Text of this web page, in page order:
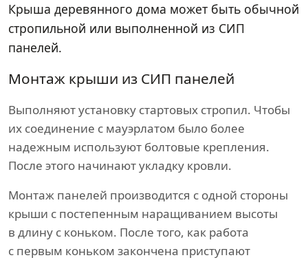
Крыша деревянного дома может быть обычной
стропильной или выполненной из СИП
панелей.
Монтаж крыши из СИП панелей
Выполняют установку стартовых стропил. Чтобы
их соединение с мауэрлатом было более
надежным используют болтовые крепления.
После этого начинают укладку кровли.
Монтаж панелей производится с одной стороны
крыши с постепенным наращиванием высоты
в длину с коньком. После того, как работа
с первым коньком закончена приступают